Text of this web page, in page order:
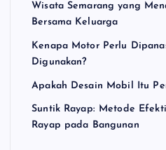
Wisata Semarang yang
Bersama Keluarga
Kenapa Motor Perlu
Digunakan?
Apakah Desain Mobil Itu
Suntik Rayap: Metode
Rayap pada Bangunan